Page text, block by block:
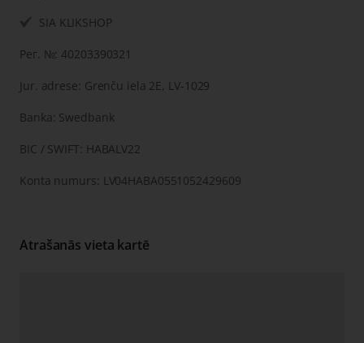
SIA KLIKSHOP
Рег. №: 40203390321
Jur. adrese: Grenču iela 2E, LV-1029
Banka: Swedbank
BIC / SWIFT: HABALV22
Konta numurs: LV04HABA0551052429609
Atrašanās vieta kartē